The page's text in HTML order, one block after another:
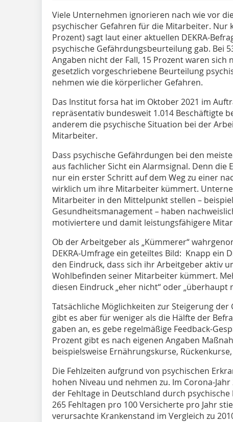
Viele Unternehmen ignorieren nach wie vor
psychischer Gefahren für die Mitarbeiter. Nur
Prozent) sagt laut einer aktuellen DEKRA-
psychische Gefährdungsbeurteilung gab. Bei
Angaben nicht der Fall, 15 Prozent waren
gesetzlich vorgeschriebene Beurteilung
nehmen wie die körperlicher Gefahren.
Das Institut forsa hat im Oktober 2021 im
repräsentativ bundesweit 1.014 Beschäftigte
anderem die psychische Situation bei der
Mitarbeiter.
Dass psychische Gefährdungen bei den
aus fachlicher Sicht ein Alarmsignal. Denn die
nur ein erster Schritt auf dem Weg zu einer
wirklich um ihre Mitarbeiter kümmert.
Mitarbeiter in den Mittelpunkt stellen –
Gesundheitsmanagement – haben
motiviertere und damit leistungsfähigere
Ob der Arbeitgeber als „Kümmerer“
DEKRA-Umfrage ein geteiltes Bild: Knapp ein
den Eindruck, dass sich ihr Arbeitgeber aktiv
Wohlbefinden seiner Mitarbeiter kümmert.
diesen Eindruck „eher nicht“ oder „überhaupt
Tatsächliche Möglichkeiten zur Steigerung
gibt es aber für weniger als die Hälfte der
gaben an, es gebe regelmäßige Feedback-
Prozent gibt es nach eigenen Angaben
beispielsweise Ernährungskurse,
Die Fehlzeiten aufgrund von psychischen
hohen Niveau und nehmen zu. Im Corona-
der Fehltage in Deutschland durch
265 Fehltagen pro 100 Versicherte pro Jahr
verursachte Krankenstand im Vergleich zu